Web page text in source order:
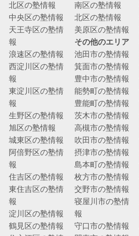
北区の塾情報
中央区の塾情報
天王寺区の塾情
報
浪速区の塾情報
西淀川区の塾情
報
東淀川区の塾情
報
生野区の塾情報
旭区の塾情報
城東区の塾情報
阿倍野区の塾情
報
住吉区の塾情報
東住吉区の塾情
報
淀川区の塾情報
鶴見区の塾情報
南区の塾情報
北区の塾情報
美原区の塾情報
その他のエリア
池田市の塾情報
箕面市の塾情報
豊中市の塾情報
能勢町の塾情報
豊能町の塾情報
茨木市の塾情報
高槻市の塾情報
吹田市の塾情報
摂津市の塾情報
島本町の塾情報
枚方市の塾情報
交野市の塾情報
寝屋川市の塾情
報
守口市の塾情報